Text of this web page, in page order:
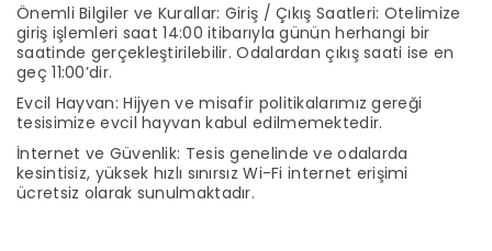
Önemli Bilgiler ve Kurallar: Giriş / Çıkış Saatleri: Otelimize
giriş işlemleri saat 14:00 itibarıyla günün herhangi bir
saatinde gerçekleştirilebilir. Odalardan çıkış saati ise en
geç 11:00’dir.
Evcil Hayvan: Hijyen ve misafir politikalarımız gereği
tesisimize evcil hayvan kabul edilmemektedir.
İnternet ve Güvenlik: Tesis genelinde ve odalarda
kesintisiz, yüksek hızlı sınırsız Wi-Fi internet erişimi
ücretsiz olarak sunulmaktadır.